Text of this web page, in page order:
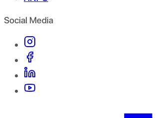
Social Media